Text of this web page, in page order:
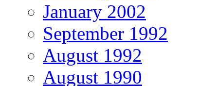
January 2002
September 1992
August 1992
August 1990